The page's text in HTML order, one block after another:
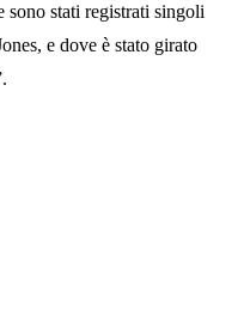
stati registrati singoli
e dove è stato girato